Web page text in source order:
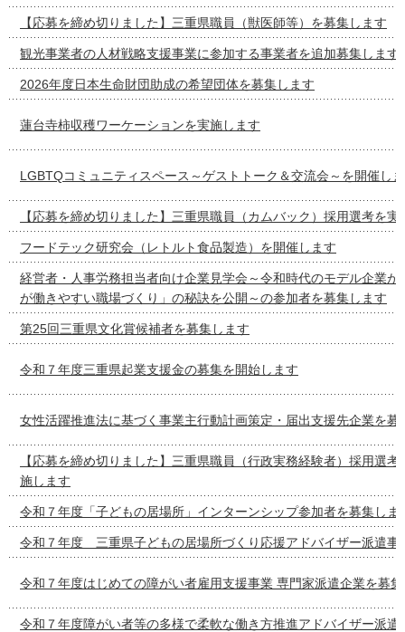
【応募を締め切りました】三重県職員（獣医師等）を募集します
観光事業者の人材戦略支援事業に参加する事業者を追加募集します
2026年度日本生命財団助成の希望団体を募集します
蓮台寺柿収穫ワーケーションを実施します
LGBTQコミュニティスペース～ゲストトーク＆交流会～を開催し
【応募を締め切りました】三重県職員（カムバック）採用選考を実
フードテック研究会（レトルト食品製造）を開催します
経営者・人事労務担当者向け企業見学会～令和時代のモデル企業が
が働きやすい職場づくり」の秘訣を公開～の参加者を募集します
第25回三重県文化賞候補者を募集します
令和７年度三重県起業支援金の募集を開始します
女性活躍推進法に基づく事業主行動計画策定・届出支援先企業を募
【応募を締め切りました】三重県職員（行政実務経験者）採用選
施します
令和７年度「子どもの居場所」インターンシップ参加者を募集しま
令和７年度 三重県子どもの居場所づくり応援アドバイザー派遣事
令和７年度はじめての障がい者雇用支援事業 専門家派遣企業を募
令和７年度障がい者等の多様で柔軟な働き方推進アドバイザー派遣